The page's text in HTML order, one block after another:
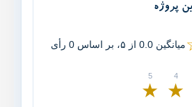
پروژه
میانگین 0.0 از ۵، بر اساس 0 رأی
★
★